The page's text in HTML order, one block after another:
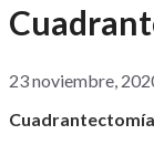
23 noviembre,